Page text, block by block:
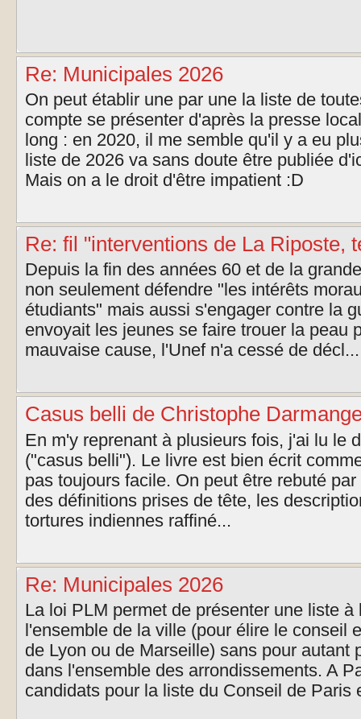
Re: Municipales 2026
On peut établir une par une la liste de
compte se présenter d'après la presse
long : en 2020, il me semble qu'il y a eu
liste de 2026 va sans doute être publiée
Mais on a le droit d'être impatient :D
Re: fil "interventions de La Riposte,
Depuis la fin des années 60 et de la
non seulement défendre "les intérêts
étudiants" mais aussi s'engager contre la
envoyait les jeunes se faire trouer la peau
mauvaise cause, l'Unef n'a cessé de décl...
Casus belli de Christophe
En m'y reprenant à plusieurs fois, j'ai lu le
("casus belli"). Le livre est bien écrit
pas toujours facile. On peut être rebuté
des définitions prises de tête, les
tortures indiennes raffiné...
Re: Municipales 2026
La loi PLM permet de présenter une liste à
l'ensemble de la ville (pour élire le conseil
de Lyon ou de Marseille) sans pour autant
dans l'ensemble des arrondissements. A
candidats pour la liste du Conseil de Paris